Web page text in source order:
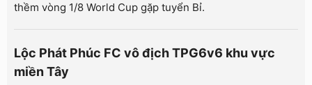
thềm vòng 1/8 World Cup gặp tuyển Bỉ.
Lộc Phát Phúc FC vô địch TPG6v6 khu vực
miền Tây